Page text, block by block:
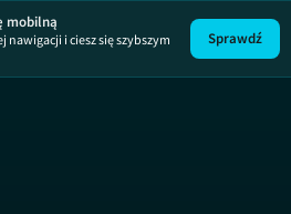
Łapu Capu
mobilną
nawigacji i ciesz się szybszym
Sprawdź